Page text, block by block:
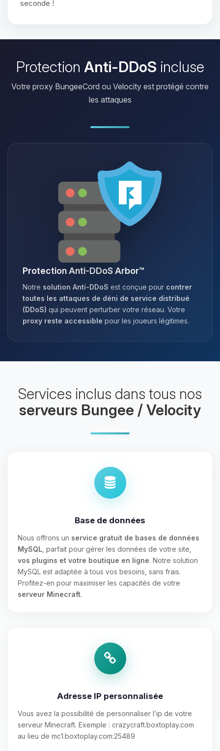
seconde !
Protection Anti-DDoS incluse
Votre proxy BungeeCord ou Velocity est protégé contre
les attaques
Protection Anti-DDoS Arbor™
Notre solution Anti-DDoS est conçue pour contrer
toutes les attaques de déni de service distribué
(DDoS) qui peuvent perturber votre réseau. Votre
proxy reste accessible pour les joueurs légitimes.
Services inclus dans tous nos
serveurs Bungee / Velocity
Base de données
Nous offrons un service gratuit de bases de données
MySQL , parfait pour gérer les données de votre site,
vos plugins et votre boutique en ligne. Notre solution
MySQL est adaptée à tous vos besoins, sans frais.
Profitez-en pour maximiser les capacités de votre
serveur Minecraft.
Adresse IP personnalisée
Vous avez la possibilité de personnaliser l’ip de votre
serveur Minecraft. Exemple : crazycraft.boxtoplay.com
au lieu de mc1.boxtoplay.com:25489